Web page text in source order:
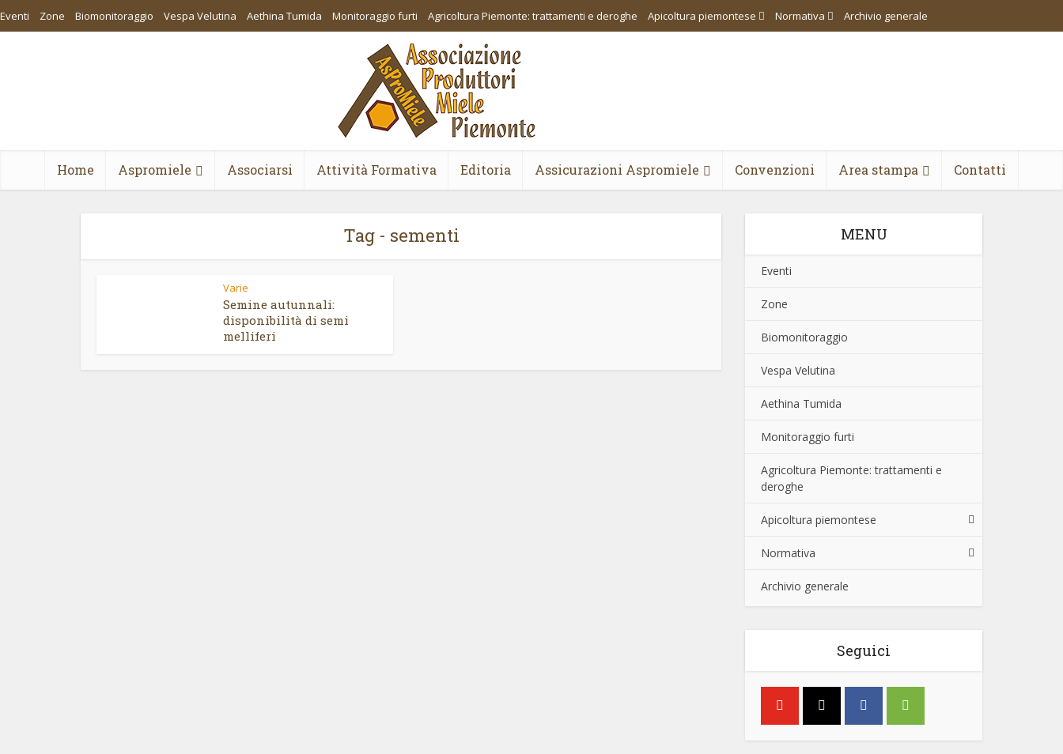
Eventi Zone Biomonitoraggio Vespa Velutina Aethina Tumida Monitoraggio furti Agricoltura Piemonte: trattamenti e deroghe Apicoltura piemontese Normativa Archivio generale
Home Aspromiele Associarsi Attività Formativa Editoria Assicurazioni Aspromiele Convenzioni Area stampa Contatti
Tag - sementi
Varie
Semine autunnali:
disponibilità di semi
melliferi
MENU
Eventi
Zone
Biomonitoraggio
Vespa Velutina
Aethina Tumida
Monitoraggio furti
Agricoltura Piemonte: trattamenti e
deroghe
Apicoltura piemontese
Normativa
Archivio generale
Seguici